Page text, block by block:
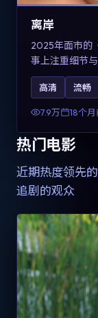
离岸
2025年面市的
事上注重细节
的表演为角色
土化融合，可
高清 流畅
7.9万 18个
热门电影
近期热度领先
追剧的观众